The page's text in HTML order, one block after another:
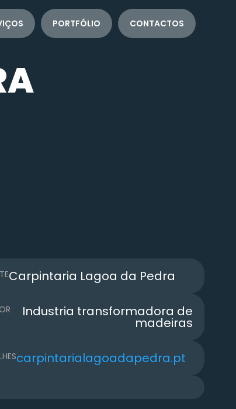
PORTFÓLIO CONTACTOS
Carpintaria Lagoa da Pedra
Industria transformadora de
madeiras
carpintarialagoadapedra.pt